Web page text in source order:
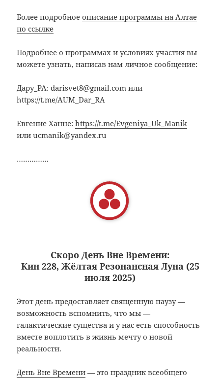
Более подробноеописание программы на Алтае
по ссылке
Подробнее о программах и условиях участия вы
можете узнать, написав нам личное сообщение:
Дару_РА: darisvet8@gmail.com или
https://t.me/AUM_Dar_RA
Евгение Ханне:https://t.me/Evgeniya_Uk_Manik
или ucmanik@yandex.ru
……………
Скоро День Вне Времени:
Кин 228, Жёлтая Резонансная Луна (25
июля 2025)
Этот день предоставляет священную паузу —
возможность вспомнить, что мы —
галактические существа и у нас есть способность
вместе воплотить в жизнь мечту о новой
реальности.
День Вне Времени — это праздник всеобщего